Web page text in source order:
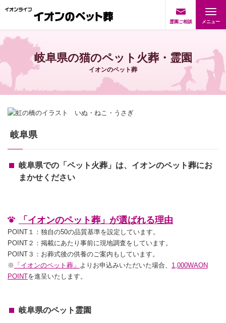
霊園ご相談
岐阜県の猫のペット火葬・霊園
イオンのペット葬
岐阜県
岐阜県での「ペット火葬」は、イオンのペット葬にお
まかせください
「イオンのペット葬」が選ばれる理由
POINT１：独自の50の品質基準を設定しています。
POINT２：掲載にあたり事前に現地調査をしています。
POINT３：お葬式後の供養のご案内もしています。
※ 「イオンのペット葬」 よりお申込みいただいた場合、 1,000WAON
POINTを進呈いたします。
岐阜県のペット霊園